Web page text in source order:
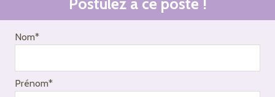
Postulez à ce poste !
Nom*
Prénom*